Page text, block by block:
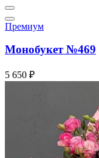
Премиум
Монобукет №469
5 650 ₽